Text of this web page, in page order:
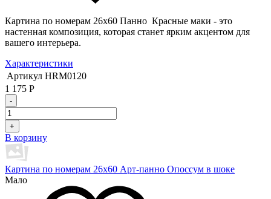
Картина по номерам 26х60 Панно Красные маки - это
настенная композиция, которая станет ярким акцентом для
вашего интерьера.
Характеристики
Артикул HRM0120
1 175 Р
-
+
В корзину
Картина по номерам 26х60 Арт-панно Опоссум в шоке
Мало